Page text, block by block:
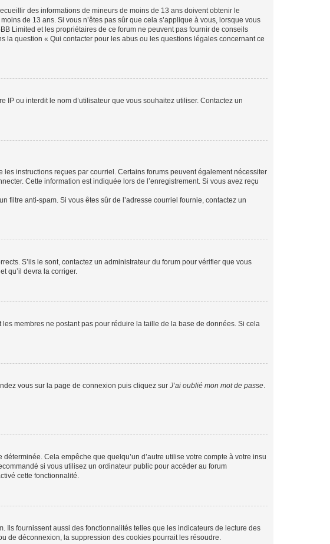
des informations de mineurs de moins de 13 ans doivent obtenir le
de 13 ans. Si vous n’êtes pas sûr que cela s’applique à vous, lorsque vous
Limited et les propriétaires de ce forum ne peuvent pas fournir de conseils
la question « Qui contacter pour les abus ou les questions légales concernant ce
IP ou interdit le nom d’utilisateur que vous souhaitez utiliser. Contactez un
instructions reçues par courriel. Certains forums peuvent également nécessiter
Cette information est indiquée lors de l’enregistrement. Si vous avez reçu
filtre anti-spam. Si vous êtes sûr de l’adresse courriel fournie, contactez un
S’ils le sont, contactez un administrateur du forum pour vérifier que vous
qu’il devra la corriger.
membres ne postant pas pour réduire la taille de la base de données. Si cela
vous sur la page de connexion puis cliquez sur J’ai oublié mon mot de passe.
Cela empêche que quelqu’un d’autre utilise votre compte à votre insu
si vous utilisez un ordinateur public pour accéder au forum
cette fonctionnalité.
Ils fournissent aussi des fonctionnalités telles que les indicateurs de lecture des
de déconnexion, la suppression des cookies pourrait les résoudre.